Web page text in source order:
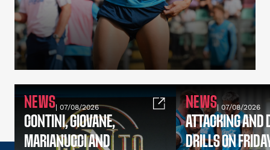
NEWS| 07/08/2026
CONTINI, GIOVANE,
MARIANUCCI AND
NEWS| 07/08/2026
ATTACKING AND
DRILLS ON